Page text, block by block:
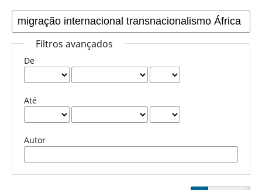
Filtros avançados
De
Até
Autor